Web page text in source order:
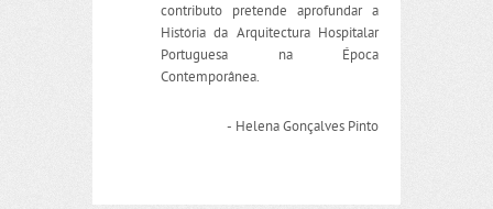
contributo pretende aprofundar a
História da Arquitectura Hospitalar
Portuguesa na Época
Contemporânea.
- Helena Gonçalves Pinto